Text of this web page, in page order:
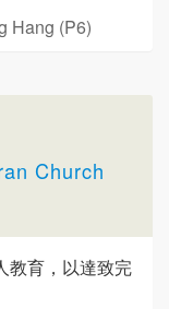
Hang (P6)
Church
教育，以達致完